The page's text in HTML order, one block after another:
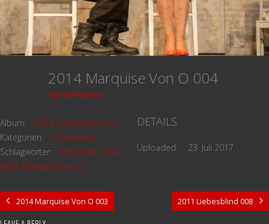
2014 Marquise Von O 004
SM-WPAdmin
Album:
2013_marquise-von-o
Kategorien:
Schauspiel
Schlagwörter:
#Spielzeit 2014
#Der Marquise von O
DETAILS
Uploaded 23. Juli 2017
2014 Marquise Von O 003 2011 Liebesblind 008